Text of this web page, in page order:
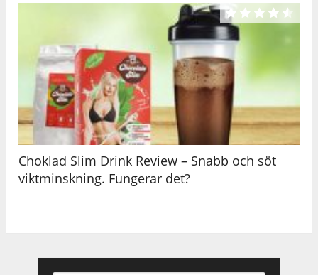
Choklad Slim Drink Review – Snabb och söt
viktminskning. Fungerar det?